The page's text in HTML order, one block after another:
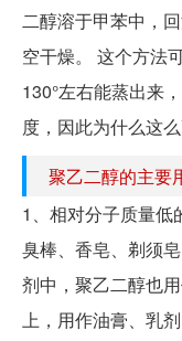
二醇溶于甲苯中，
空干燥。 这个方法
130°左右能蒸出来
度，因此为什么这
聚乙二醇的主要
1、相对分子质量低
臭棒、香皂、剃须
剂中，聚乙二醇也
上，用作油膏、乳